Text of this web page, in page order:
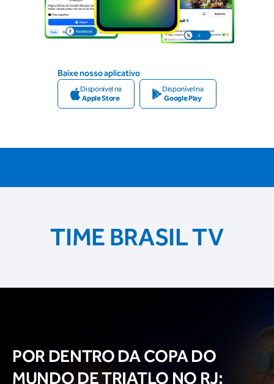
Baixe nosso aplicativo
Disponível na
Apple Store
Disponível na
Google Play
TIME BRASIL TV
POR DENTRO DA COPA DO
MUNDO DE TRIATLO NO RJ: